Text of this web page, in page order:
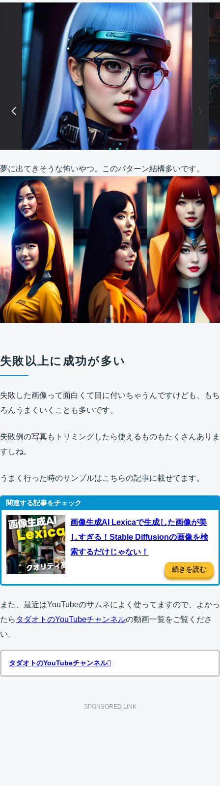
夢に出てきそうな怖いやつ。このパターン結構多いです。
失敗以上に成功が多い
失敗した画像って面白くて目に付いちゃうんですけども、もち
ろんうまくいくことも多いです。
失敗例の写真もトリミングしたら使えるものもたくさんありま
すしね。
うまく行った時のサンプルはこちらの記事に載せてます。
画像生成AI Lexicaで生成した画像が美
しすぎる！Stable Diffusionの画像を検
索するだけじゃない！
続きを読む
また、最近はYouTubeのサムネによく使ってますので、よかっ
たら タダオトのYouTubeチャンネルの動画一覧をご覧くださ
い。
タダオトのYouTubeチャンネル
SPONSORED LINK